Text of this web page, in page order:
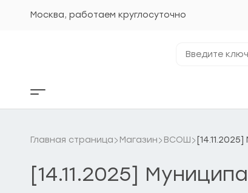
Москва, работаем круглосуточно
ключевые
Кнопка
бокового
Главная страница Магазин ВСОШ
[14.11.2025]